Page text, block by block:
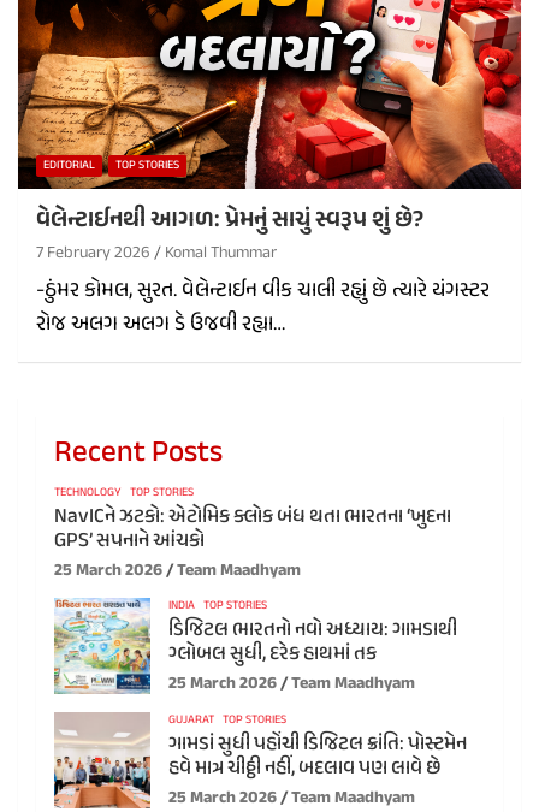
EDITORIAL TOP STORIES
વેલેન્ટાઈનથી આગળ: પ્રેમનું સાચું સ્વરૂપ શું છે?
7 February 2026 Komal Thummar
-ઠુંમર કોમલ, સુરત. વેલેન્ટાઈન વીક ચાલી રહ્યું છે ત્યારે યંગસ્ટર
રોજ અલગ અલગ ડે ઉજવી રહ્યા…
Recent Posts
TECHNOLOGY TOP STORIES
NavICને ઝટકો: એટોમિક ક્લોક બંધ થતા ભારતના ‘ખુદના
GPS’ સપનાને આંચકો
25 March 2026 Team Maadhyam
INDIA TOP STORIES
ડિજિટલ ભારતનો નવો અધ્યાય: ગામડાથી
ગ્લોબલ સુધી, દરેક હાથમાં તક
25 March 2026 Team Maadhyam
GUJARAT TOP STORIES
ગામડાં સુધી પહોંચી ડિજિટલ ક્રાંતિ: પોસ્ટમેન
હવે માત્ર ચીઠ્ઠી નહીં, બદલાવ પણ લાવે છે
25 March 2026 Team Maadhyam